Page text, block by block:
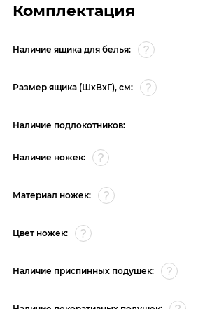
Комплектация
Наличие ящика для белья:
Размер ящика (ШхВхГ), см:
Наличие подлокотников:
Наличие ножек:
Материал ножек:
Цвет ножек:
Наличие приспинных подушек: